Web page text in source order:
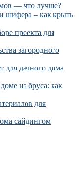
— что лучше?
шифера – как крыть
проекта для
загородного
для дачного дома
из бруса: как
для
сайдингом